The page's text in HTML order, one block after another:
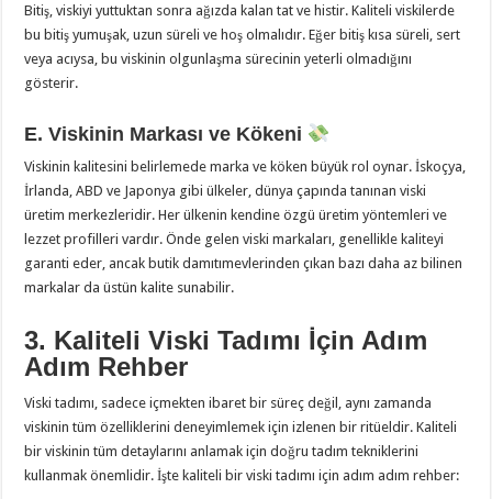
Bitiş, viskiyi yuttuktan sonra ağızda kalan tat ve histir. Kaliteli viskilerde
bu bitiş yumuşak, uzun süreli ve hoş olmalıdır. Eğer bitiş kısa süreli, sert
veya acıysa, bu viskinin olgunlaşma sürecinin yeterli olmadığını
gösterir.
E. Viskinin Markası ve Kökeni
Viskinin kalitesini belirlemede marka ve köken büyük rol oynar. İskoçya,
İrlanda, ABD ve Japonya gibi ülkeler, dünya çapında tanınan viski
üretim merkezleridir. Her ülkenin kendine özgü üretim yöntemleri ve
lezzet profilleri vardır. Önde gelen viski markaları, genellikle kaliteyi
garanti eder, ancak butik damıtımevlerinden çıkan bazı daha az bilinen
markalar da üstün kalite sunabilir.
3. Kaliteli Viski Tadımı İçin Adım
Adım Rehber
Viski tadımı, sadece içmekten ibaret bir süreç değil, aynı zamanda
viskinin tüm özelliklerini deneyimlemek için izlenen bir ritüeldir. Kaliteli
bir viskinin tüm detaylarını anlamak için doğru tadım tekniklerini
kullanmak önemlidir. İşte kaliteli bir viski tadımı için adım adım rehber: